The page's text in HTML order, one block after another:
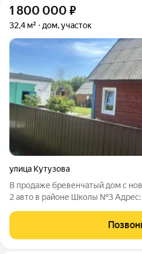
1 800 000 ₽
32,4 м² дом, участок
улица Кутузова
В продаже бревенчатый дом с
2 авто в районе Школы №3 Адрес:
проживания, использования в
или реализации